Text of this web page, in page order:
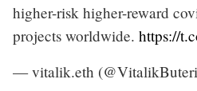
higher-risk higher-reward
projects worldwide. https://
— vitalik.eth